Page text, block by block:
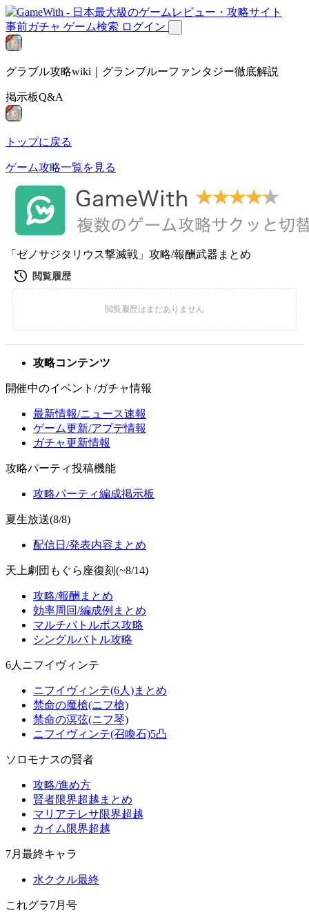
事前ガチャ ゲーム検索 ログイン
グラブル攻略wiki｜グランブルーファンタジー徹底解説
掲示板Q&A
トップに戻る
ゲーム攻略一覧を見る
「ゼノサジタリウス撃滅戦」攻略/報酬武器まとめ
攻略コンテンツ
開催中のイベント/ガチャ情報
最新情報/ニュース速報
ゲーム更新/アプデ情報
ガチャ更新情報
攻略パーティ投稿機能
攻略パーティ編成掲示板
夏生放送(8/8)
配信日/発表内容まとめ
天上劇団もぐら座復刻(~8/14)
攻略/報酬まとめ
効率周回/編成例まとめ
マルチバトルボス攻略
シングルバトル攻略
6人ニフイヴィンテ
ニフイヴィンテ(6人)まとめ
禁命の魔槍(ニフ槍)
禁命の溟弦(ニフ琴)
ニフイヴィンテ(召喚石)5凸
ソロモナスの賢者
攻略/進め方
賢者限界超越まとめ
マリアテレサ限界超越
カイム限界超越
7月最終キャラ
水ククル最終
これグラ7月号